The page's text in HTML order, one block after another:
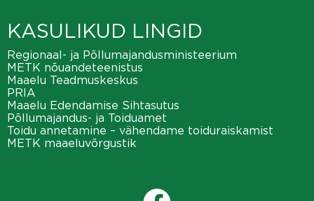
KASULIKUD LINGID
Regionaal- ja Põllumajandusministeerium
METK nõuandeteenistus
Maaelu Teadmuskeskus
PRIA
Maaelu Edendamise Sihtasutus
Põllumajandus- ja Toiduamet
Toidu annetamine – vähendame toiduraiskamist
METK maaeluvõrgustik